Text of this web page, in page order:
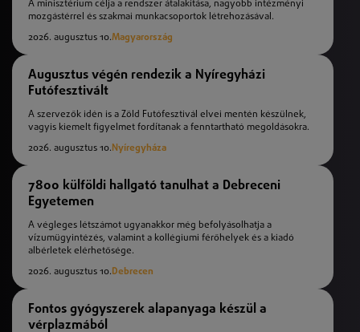
A minisztérium célja a rendszer átalakítása, nagyobb intézményi
mozgástérrel és szakmai munkacsoportok létrehozásával.
2026. augusztus 10.Magyarország
Augusztus végén rendezik a Nyíregyházi
Futófesztivált
A szervezők idén is a Zöld Futófesztivál elvei mentén készülnek,
vagyis kiemelt figyelmet fordítanak a fenntartható megoldásokra.
2026. augusztus 10. Nyíregyháza
7800 külföldi hallgató tanulhat a Debreceni
Egyetemen
A végleges létszámot ugyanakkor még befolyásolhatja a
vízumügyintézés, valamint a kollégiumi férőhelyek és a kiadó
albérletek elérhetősége.
2026. augusztus 10.Debrecen
Fontos gyógyszerek alapanyaga készül a
vérplazmából